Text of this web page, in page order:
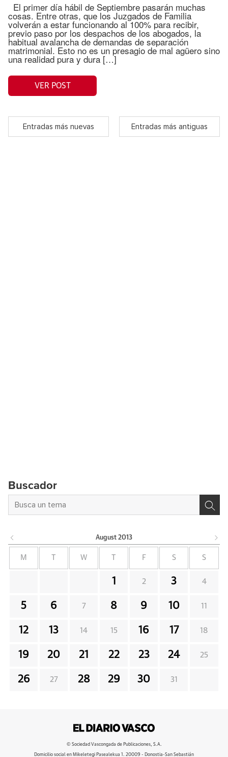
El primer día hábil de Septiembre pasarán muchas
cosas. Entre otras, que los Juzgados de Familia
volverán a estar funcionando al 100% para recibir,
previo paso por los despachos de los abogados, la
habitual avalancha de demandas de separación
matrimonial. Esto no es un presagio de mal agüero sino
una realidad pura y dura […]
VER POST
Entradas más nuevas Entradas más antiguas
Buscador
August 2013
M W F S S
1 2 3 4
5 6 7 8 9 10 11
12 13 14 15 16 17 18
19 20 21 22 23 24 25
26 27 28 29 30 31
© Sociedad Vascongada de Publicaciones, S.A.
Domicilio social en Mikeletegi Pasealekua 1. 20009 - Donostia-San Sebastián